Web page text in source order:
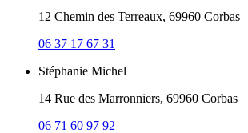
12 Chemin des Terreaux, 69960 Corbas
06 37 17 67 31
Stéphanie Michel
14 Rue des Marronniers, 69960 Corbas
06 71 60 97 92